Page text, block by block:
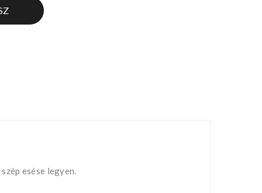
esése legyen.